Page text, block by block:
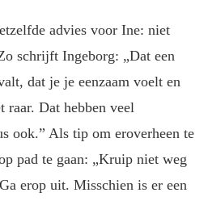
advies voor Ine: niet
schrijft Ingeborg: „Dat een
dat je je eenzaam voelt en
raar. Dat hebben veel
ook.” Als tip om eroverheen te
pad te gaan: „Kruip niet weg
erop uit. Misschien is er een